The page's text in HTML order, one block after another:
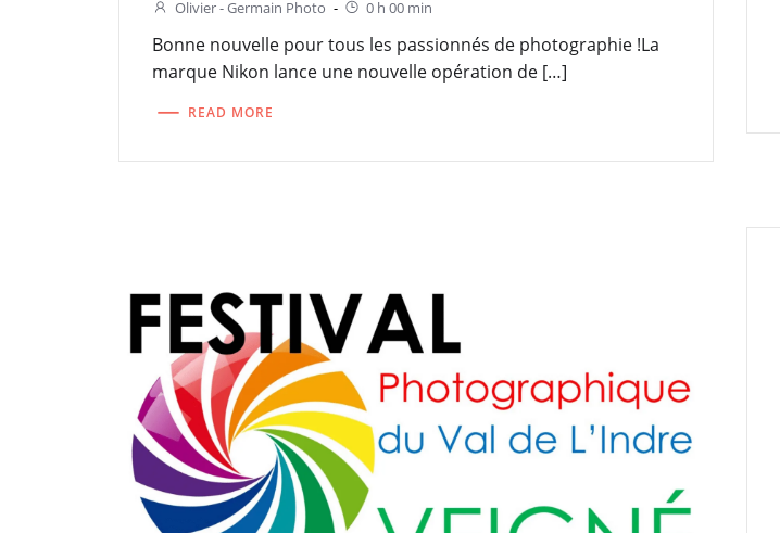
Olivier - Germain Photo - 0 h 00 min
Bonne nouvelle pour tous les passionnés de photographie !La
marque Nikon lance une nouvelle opération de […]
READ MORE